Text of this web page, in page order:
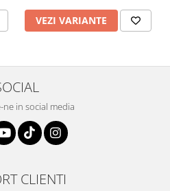
VEZI VARIANTE
ne in social media
CLIENTI